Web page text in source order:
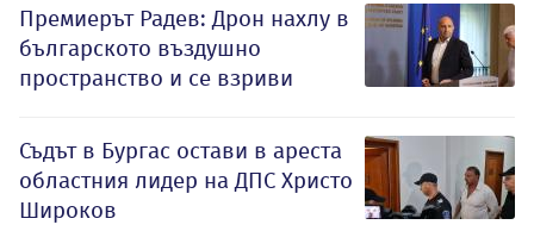
Премиерът Радев: Дрон нахлу в
българското въздушно
пространство и се взриви
Съдът в Бургас остави в ареста
областния лидер на ДПС Христо
Широков